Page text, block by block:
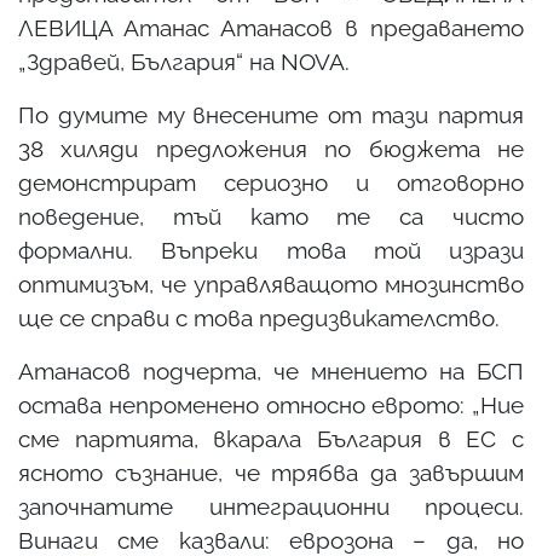
ЛЕВИЦА Атанас Атанасов в предаването
„Здравей, България“ на NOVA.
По думите му внесените от тази партия
38 хиляди предложения по бюджета не
демонстрират сериозно и отговорно
поведение, тъй като те са чисто
формални. Въпреки това той изрази
оптимизъм, че управляващото мнозинство
ще се справи с това предизвикателство.
Атанасов подчерта, че мнението на БСП
остава непроменено относно еврото: „Ние
сме партията, вкарала България в ЕС с
ясното съзнание, че трябва да завършим
започнатите интеграционни процеси.
Винаги сме казвали: еврозона – да, но